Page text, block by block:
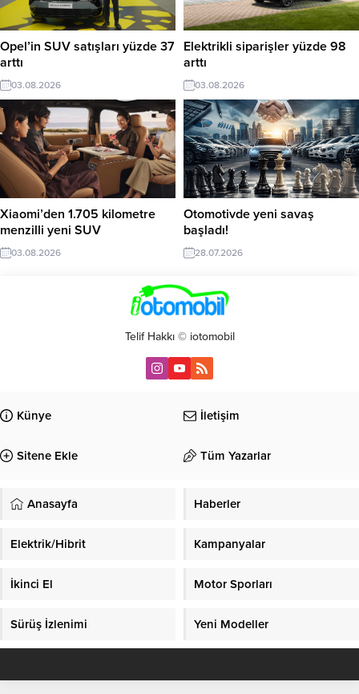
Opel’in SUV satışları yüzde 37
arttı
03.08.2026
Elektrikli siparişler yüzde 98
arttı
03.08.2026
Xiaomi’den 1.705 kilometre
menzilli yeni SUV
03.08.2026
Otomotivde yeni savaş
başladı!
28.07.2026
Telif Hakkı © iotomobil
Künye İletişim
Sitene Ekle Tüm Yazarlar
Anasayfa Haberler
Elektrik/Hibrit Kampanyalar
İkinci El Motor Sporları
Sürüş İzlenimi Yeni Modeller